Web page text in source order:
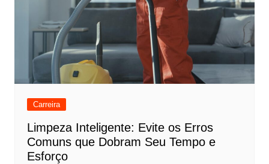
Carreira
Limpeza Inteligente: Evite os Erros
Comuns que Dobram Seu Tempo e
Esforço